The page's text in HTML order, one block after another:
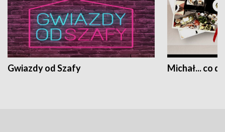
Gwiazdy od Szafy Michał... co